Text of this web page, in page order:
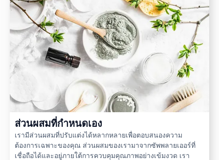
ส่วนผสมที่กำหนดเอง
เรามีส่วนผสมที่ปรับแต่งได้หลากหลายเพื่อตอบสนองความ
ต้องการเฉพาะของคุณ ส่วนผสมของเรามาจากซัพพลายเออร์ที่
เชื่อถือได้และอยู่ภายใต้การควบคุมคุณภาพอย่างเข้มงวด เรา